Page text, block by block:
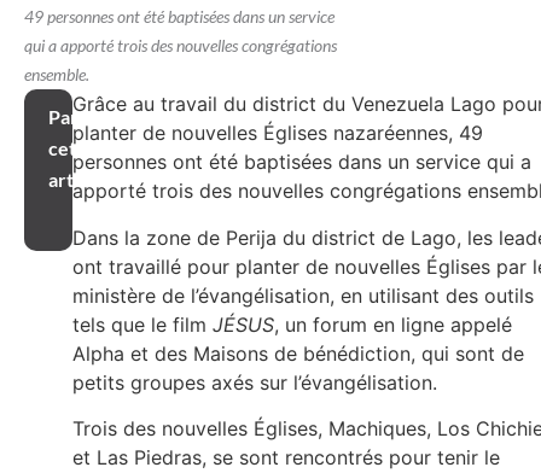
49 personnes ont été baptisées dans un service
qui a apporté trois des nouvelles congrégations
ensemble.
Partager
cet
article
Grâce au travail du district du Venezuela Lago
planter de nouvelles Églises nazaréennes, 49
personnes ont été baptisées dans un service qui a
apporté trois des nouvelles congrégations
Dans la zone de Perija du district de Lago, les
ont travaillé pour planter de nouvelles Églises par
ministère de l’évangélisation, en utilisant des outils
tels que le film JÉSUS, un forum en ligne appelé
Alpha et des Maisons de bénédiction, qui sont de
petits groupes axés sur l’évangélisation.
Trois des nouvelles Églises, Machiques, Los
et Las Piedras, se sont rencontrés pour tenir le